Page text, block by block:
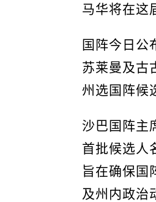
马华将在这
国阵今日公
苏莱曼及古
州选国阵候
沙巴国阵主
首批候选人
旨在确保国
及州内政治